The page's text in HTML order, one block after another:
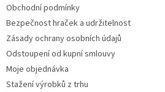
Obchodní podmínky
Bezpečnost hraček a udržitelnost
Zásady ochrany osobních údajů
Odstoupení od kupní smlouvy
Moje objednávka
Stažení výrobků z trhu